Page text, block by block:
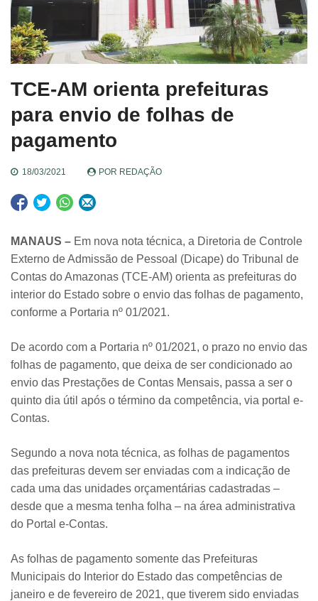
TCE-AM orienta prefeituras
para envio de folhas de
pagamento
18/03/2021 POR REDAÇÃO
MANAUS – Em nova nota técnica, a Diretoria de Controle
Externo de Admissão de Pessoal (Dicape) do Tribunal de
Contas do Amazonas (TCE-AM) orienta as prefeituras do
interior do Estado sobre o envio das folhas de pagamento,
conforme a Portaria nº 01/2021.
De acordo com a Portaria nº 01/2021, o prazo no envio das
folhas de pagamento, que deixa de ser condicionado ao
envio das Prestações de Contas Mensais, passa a ser o
quinto dia útil após o término da competência, via portal e-
Contas.
Segundo a nova nota técnica, as folhas de pagamentos
das prefeituras devem ser enviadas com a indicação de
cada uma das unidades orçamentárias cadastradas –
desde que a mesma tenha folha – na área administrativa
do Portal e-Contas.
As folhas de pagamento somente das Prefeituras
Municipais do Interior do Estado das competências de
janeiro e de fevereiro de 2021, que tiverem sido enviadas